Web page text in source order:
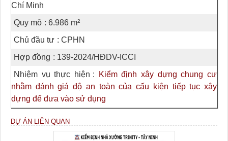
Chí Minh
Quy mô : 6.986 m²
Chủ đầu tư : CPHN
Hợp đồng : 139-2024/HĐDV-ICCI
Nhiệm vụ thực hiện :
Kiểm định xây dựng chung cư
nhằm đánh giá độ an toàn của cấu kiện tiếp tục xây
dựng để đưa vào sử dụng
DỰ ÁN LIÊN QUAN